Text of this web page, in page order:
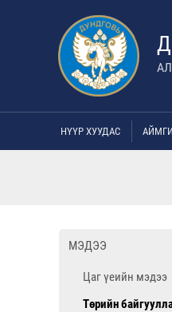
НҮҮР ХУУДАС
МЭДЭЭ
Цаг үеийн мэдээ
Төрийн